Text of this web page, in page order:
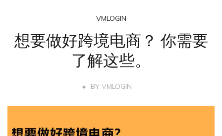
VMLOGIN
想要做好跨境电商？ 你需要
了解这些。
BY VMLOGIN